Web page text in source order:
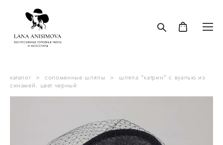
каталог > соломенные шляпы >
шляпа "катрин" с вуалью из
синамей. цвет черный